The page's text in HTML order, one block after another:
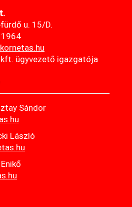
u. 15/D.
.hu
ügyvezető igazgatója
Sándor
László